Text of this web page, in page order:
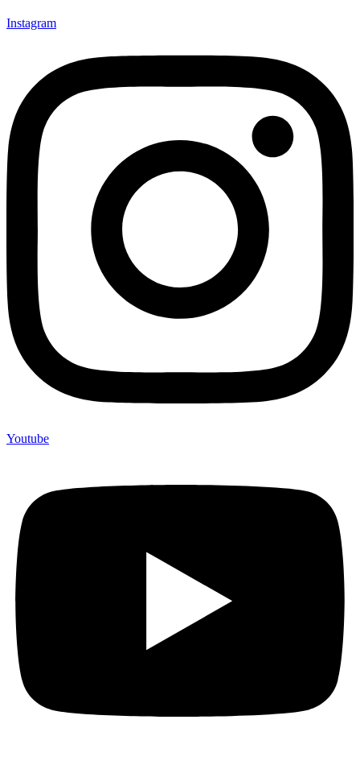
Instagram
Youtube